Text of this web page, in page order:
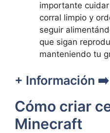
importante
corral limpio y
seguir‍
que sigan
manteniendo tu
+ Información ➡️
Cómo criar
Minecraft